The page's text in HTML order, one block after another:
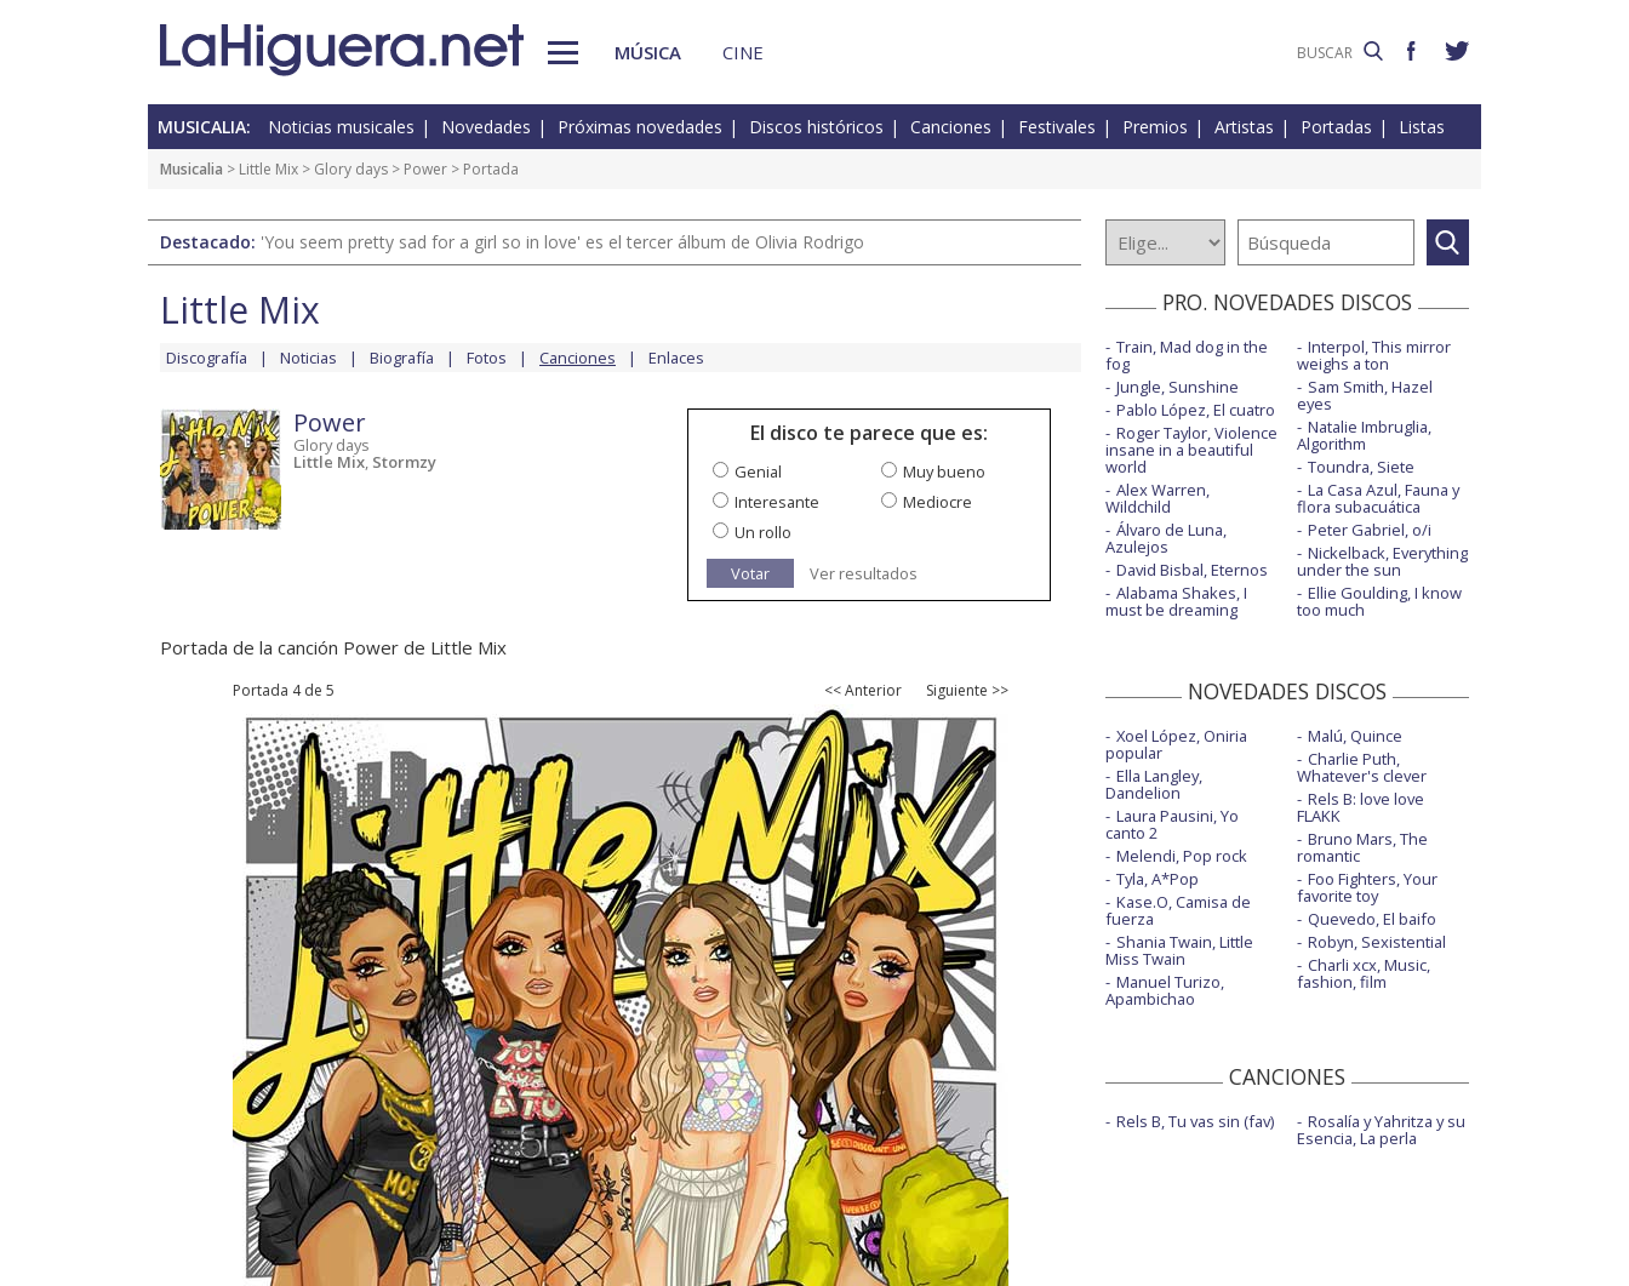
MÚSICA CINE
MUSICALIA: Noticias musicales Novedades Próximas novedades Discos históricos Canciones Festivales Premios Artistas Portadas Listas
Musicalia > Little Mix > Glory days > Power > Portada
Destacado: 'You seem pretty sad for a girl so in love' es el tercer álbum de Olivia Rodrigo
Little Mix
Discografía Noticias Biografía Fotos Canciones Enlaces
Power
Glory days
Little Mix, Stormzy
El disco te parece que es:
Genial
Muy bueno
Interesante
Mediocre
Un rollo
Votar
Ver resultados
Portada de la canción Power de Little Mix
Portada 4 de 5 << Anterior Siguiente >>
PRO. NOVEDADES DISCOS
Train, Mad dog in the
fog
Jungle, Sunshine
Pablo López, El cuatro
Roger Taylor, Violence
insane in a beautiful
world
Alex Warren,
Wildchild
Álvaro de Luna,
Azulejos
David Bisbal, Eternos
Alabama Shakes, I
must be dreaming
Interpol, This mirror
weighs a ton
Sam Smith, Hazel
eyes
Natalie Imbruglia,
Algorithm
Toundra, Siete
La Casa Azul, Fauna y
flora subacuática
Peter Gabriel, o/i
Nickelback, Everything
under the sun
Ellie Goulding, I know
too much
NOVEDADES DISCOS
Xoel López, Oniria
popular
Ella Langley,
Dandelion
Laura Pausini, Yo
canto 2
Melendi, Pop rock
Tyla, A*Pop
Kase.O, Camisa de
fuerza
Shania Twain, Little
Miss Twain
Manuel Turizo,
Apambichao
Malú, Quince
Charlie Puth,
Whatever's clever
Rels B: love love
FLAKK
Bruno Mars, The
romantic
Foo Fighters, Your
favorite toy
Quevedo, El baifo
Robyn, Sexistential
Charli xcx, Music,
fashion, film
CANCIONES
Rels B, Tu vas sin (fav) Rosalía y Yahritza y su
Esencia, La perla